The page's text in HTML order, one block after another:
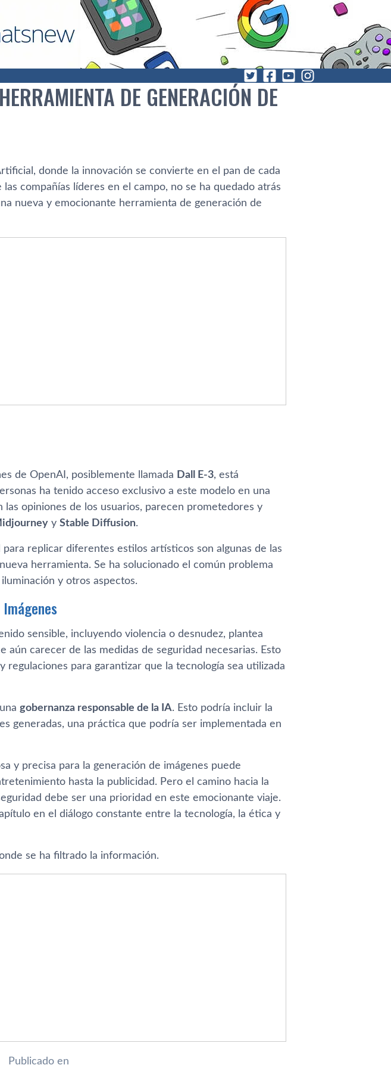
DE GENERACIÓN DE
donde la innovación se convierte en el pan de cada
compañías líderes en el campo, no se ha quedado atrás
nueva y emocionante herramienta de generación de
de OpenAI, posiblemente llamada Dall E-3, está
ha tenido acceso exclusivo a este modelo en una
las opiniones de los usuarios, parecen prometedores y
y Stable Diffusion.
para replicar diferentes estilos artísticos son algunas de las
herramienta. Se ha solucionado el común problema
y otros aspectos.
sensible, incluyendo violencia o desnudez, plantea
aún carecer de las medidas de seguridad necesarias. Esto
para garantizar que la tecnología sea utilizada
gobernanza responsable de la IA. Esto podría incluir la
generadas, una práctica que podría ser implementada en
y precisa para la generación de imágenes puede
hasta la publicidad. Pero el camino hacia la
debe ser una prioridad en este emocionante viaje.
en el diálogo constante entre la tecnología, la ética y
se ha filtrado la información.
Publicado en